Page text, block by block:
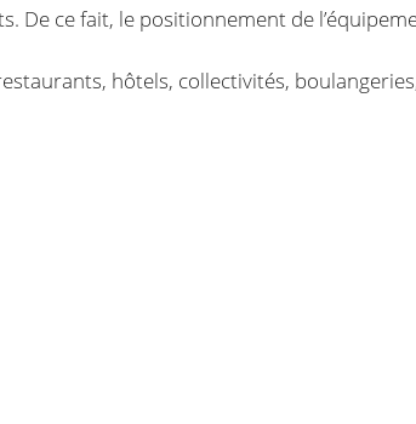
ce fait, le positionnement de
hôtels, collectivités,